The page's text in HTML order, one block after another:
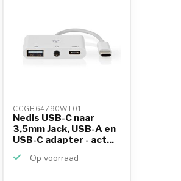
CCGB64790WT01
Nedis USB-C naar
3,5mm Jack, USB-A en
USB-C adapter - act...
Op voorraad